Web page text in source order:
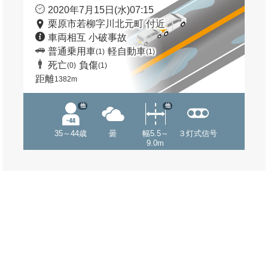
2020年7月15日(水)07:15
栗原市若柳字川北元町 付近
車両相互 小破事故
普通乗用車(1) 軽自動車(1)
死亡(0) 負傷(1)
距離1382m
35～44歳
他
曇
幅5.5～
9.0m
他
３灯式信号